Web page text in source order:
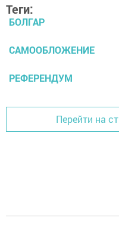
Теги:
БОЛГАР
САМООБЛОЖЕНИЕ
РЕФЕРЕНДУМ
Перейти на